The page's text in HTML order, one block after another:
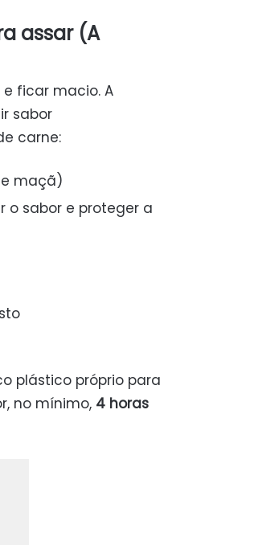
assar (A
ficar macio. A
sabor
carne:
maçã)
o sabor e proteger a
plástico próprio para
no mínimo, 4 horas